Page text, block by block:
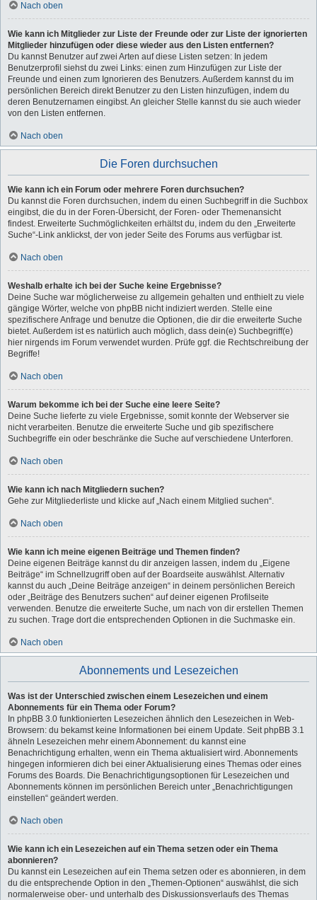
Nach oben
Wie kann ich Mitglieder zur Liste der Freunde oder zur Liste der ignorierten
Mitglieder hinzufügen oder diese wieder aus den Listen entfernen?
Du kannst Benutzer auf zwei Arten auf diese Listen setzen: In jedem
Benutzerprofil siehst du zwei Links: einen zum Hinzufügen zur Liste der
Freunde und einen zum Ignorieren des Benutzers. Außerdem kannst du im
persönlichen Bereich direkt Benutzer zu den Listen hinzufügen, indem du
deren Benutzernamen eingibst. An gleicher Stelle kannst du sie auch wieder
von den Listen entfernen.
Nach oben
Die Foren durchsuchen
Wie kann ich ein Forum oder mehrere Foren durchsuchen?
Du kannst die Foren durchsuchen, indem du einen Suchbegriff in die Suchbox
eingibst, die du in der Foren-Übersicht, der Foren- oder Themenansicht
findest. Erweiterte Suchmöglichkeiten erhältst du, indem du den „Erweiterte
Suche“-Link anklickst, der von jeder Seite des Forums aus verfügbar ist.
Nach oben
Weshalb erhalte ich bei der Suche keine Ergebnisse?
Deine Suche war möglicherweise zu allgemein gehalten und enthielt zu viele
gängige Wörter, welche von phpBB nicht indiziert werden. Stelle eine
spezifischere Anfrage und benutze die Optionen, die dir die erweiterte Suche
bietet. Außerdem ist es natürlich auch möglich, dass dein(e) Suchbegriff(e)
hier nirgends im Forum verwendet wurden. Prüfe ggf. die Rechtschreibung der
Begriffe!
Nach oben
Warum bekomme ich bei der Suche eine leere Seite?
Deine Suche lieferte zu viele Ergebnisse, somit konnte der Webserver sie
nicht verarbeiten. Benutze die erweiterte Suche und gib spezifischere
Suchbegriffe ein oder beschränke die Suche auf verschiedene Unterforen.
Nach oben
Wie kann ich nach Mitgliedern suchen?
Gehe zur Mitgliederliste und klicke auf „Nach einem Mitglied suchen“.
Nach oben
Wie kann ich meine eigenen Beiträge und Themen finden?
Deine eigenen Beiträge kannst du dir anzeigen lassen, indem du „Eigene
Beiträge“ im Schnellzugriff oben auf der Boardseite auswählst. Alternativ
kannst du auch „Deine Beiträge anzeigen“ in deinem persönlichen Bereich
oder „Beiträge des Benutzers suchen“ auf deiner eigenen Profilseite
verwenden. Benutze die erweiterte Suche, um nach von dir erstellen Themen
zu suchen. Trage dort die entsprechenden Optionen in die Suchmaske ein.
Nach oben
Abonnements und Lesezeichen
Was ist der Unterschied zwischen einem Lesezeichen und einem
Abonnements für ein Thema oder Forum?
In phpBB 3.0 funktionierten Lesezeichen ähnlich den Lesezeichen in Web-
Browsern: du bekamst keine Informationen bei einem Update. Seit phpBB 3.1
ähneln Lesezeichen mehr einem Abonnement: du kannst eine
Benachrichtigung erhalten, wenn ein Thema aktualisiert wird. Abonnements
hingegen informieren dich bei einer Aktualisierung eines Themas oder eines
Forums des Boards. Die Benachrichtigungsoptionen für Lesezeichen und
Abonnements können im persönlichen Bereich unter „Benachrichtigungen
einstellen“ geändert werden.
Nach oben
Wie kann ich ein Lesezeichen auf ein Thema setzen oder ein Thema
abonnieren?
Du kannst ein Lesezeichen auf ein Thema setzen oder es abonnieren, in dem
du die entsprechende Option in den „Themen-Optionen“ auswählst, die sich
normalerweise ober- und unterhalb des Diskussionsverlaufs des Themas